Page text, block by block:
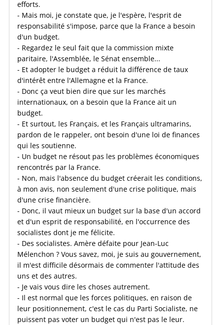
efforts.
- Mais moi, je constate que, je l'espère, l'esprit de
responsabilité s'impose, parce que la France a besoin
d'un budget.
- Regardez le seul fait que la commission mixte
paritaire, l'Assemblée, le Sénat ensemble...
- Et adopter le budget a réduit la différence de taux
d'intérêt entre l'Allemagne et la France.
- Donc ça veut bien dire que sur les marchés
internationaux, on a besoin que la France ait un
budget.
- Et surtout, les Français, et les Français ultramarins,
pardon de le rappeler, ont besoin d'une loi de finances
qui les soutienne.
- Un budget ne résout pas les problèmes économiques
rencontrés par la France.
- Non, mais l'absence du budget créerait les conditions,
à mon avis, non seulement d'une crise politique, mais
d'une crise financière.
- Donc, il vaut mieux un budget sur la base d'un accord
et d'un esprit de responsabilité, en l'occurrence des
socialistes dont je me félicite.
- Des socialistes. Amère défaite pour Jean-Luc
Mélenchon ? Vous savez, moi, je suis au gouvernement,
il m'est difficile désormais de commenter l'attitude des
uns et des autres.
- Je vais vous dire les choses autrement.
- Il est normal que les forces politiques, en raison de
leur positionnement, c'est le cas du Parti Socialiste, ne
puissent pas voter un budget qui n'est pas le leur.